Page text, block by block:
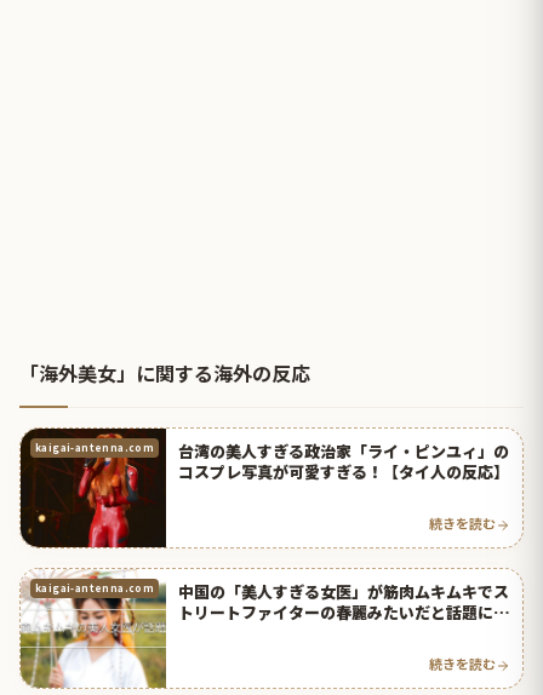
「海外美女」に関する海外の反応
kaigai-antenna.com
台湾の美人すぎる政治家「ライ・ピンユィ」の
コスプレ写真が可愛すぎる！【タイ人の反応】
続きを読む
kaigai-antenna.com
中国の「美人すぎる女医」が筋肉ムキムキでス
トリートファイターの春麗みたいだと話題に！
続きを読む